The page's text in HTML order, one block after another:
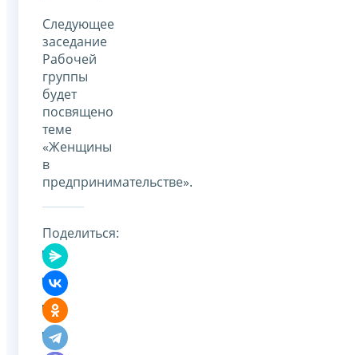
Следующее
заседание
Рабочей
группы
будет
посвящено
теме
«Женщины
в
предпринимательстве».
Поделиться: